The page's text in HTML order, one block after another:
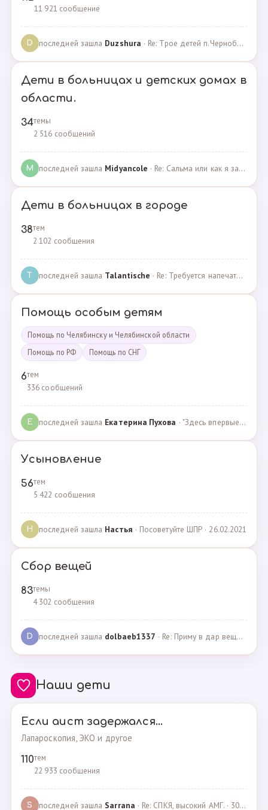
11 921 сообщение
D последней зашла Duzshura · Re: Трое детей п.Черноборский Чесменский район. · 27.06.2024
Дети в больницах и детских домах в
области.
34темы
2 516 сообщений
M последней зашла Midyancole · Re: Сальма или как я захотела помочь взросым сиротам · 16.12.2019
Дети в больницах в городе
38тем
2 102 сообщения
T последней зашла Talantische · Re: Требуется напечатать бейджики · 09.02.2024
Помощь особым детям
Помощь по Челябинску и Челябинской области
Помощь по РФ
Помощь по СНГ
6тем
336 сообщений
Е последней зашла Екатерина Пухова · "Здесь впервые поверили в моего сына и подарили над… · 09.09.2019
Усыновление
56тем
5 422 сообщения
Н последней зашла Настья · Посоветуйте ШПР · 26.02.2021
Сбор вещей
83темы
4 302 сообщения
D последней зашла dolbaeb1337 · Re: Приму в дар вещи на новорождённую девочку · 13.12.2024
Наши дети
Если аист задержался...
Лапароскопия, ЭКО и другое
110тем
22 933 сообщения
S последней зашла Sarrana · Re: СПКЯ, высокий АМГ. · 30.04.2025